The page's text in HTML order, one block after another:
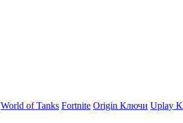
World of Tanks Fortnite Origin Ключи Uplay